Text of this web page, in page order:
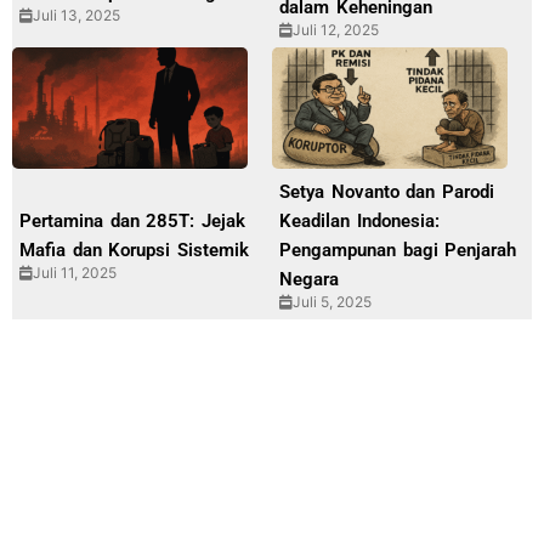
Juli 13, 2025 dalam Keheningan
Juli 12, 2025
Pertamina dan 285T: Jejak
Mafia dan Korupsi Sistemik
Juli 11, 2025
Setya Novanto dan Parodi
Keadilan Indonesia:
Pengampunan bagi Penjarah
Negara
Juli 5, 2025